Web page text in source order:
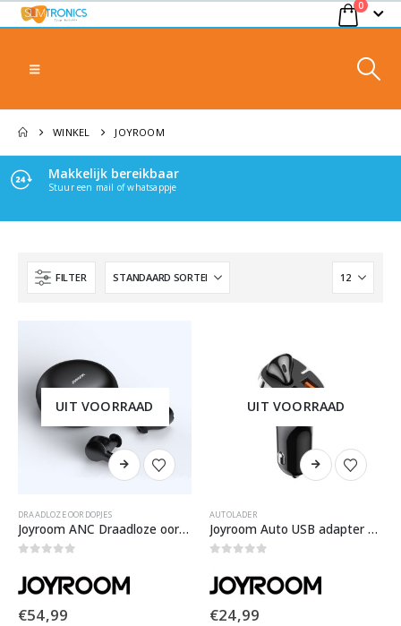
0
WINKEL JOYROOM
Makkelijk bereikbaar
Stuur een mail of whatsappje
FILTER
UIT VOORRAAD
DRAADLOZE OORDOPJES
Joyroom ANC Draadloze oordopjes active noise cancelling
€54,99
UIT VOORRAAD
AUTOLADER
Joyroom Auto USB adapter met oordopje voor telefoongesprekken – 2 USB poorten
€24,99